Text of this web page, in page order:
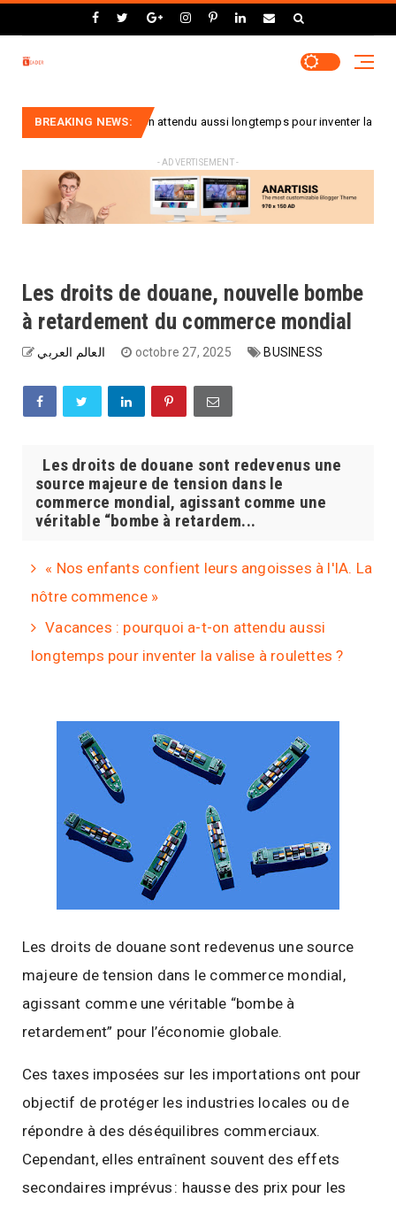
BREAKING NEWS:
: pourquoi a-t-on attendu aussi longtemps pour inventer la valise à
- ADVERTISEMENT -
Les droits de douane, nouvelle bombe
à retardement du commerce mondial
العالم العربي octobre 27, 2025 BUSINESS
Les droits de douane sont redevenus une
source majeure de tension dans le
commerce mondial, agissant comme une
véritable “bombe à retardem...
« Nos enfants confient leurs angoisses à l'IA. La
nôtre commence »
Vacances : pourquoi a-t-on attendu aussi
longtemps pour inventer la valise à roulettes ?
Les droits de douane sont redevenus une source
majeure de tension dans le commerce mondial,
agissant comme une véritable “bombe à
retardement” pour l’économie globale.
Ces taxes imposées sur les importations ont pour
objectif de protéger les industries locales ou de
répondre à des déséquilibres commerciaux.
Cependant, elles entraînent souvent des effets
secondaires imprévus : hausse des prix pour les